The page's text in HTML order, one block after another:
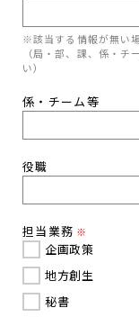
※該当する情報が無い
（局・部、課、係・
い）
係・チーム等
役職
担当業務 ※
企画政策
地方創生
秘書